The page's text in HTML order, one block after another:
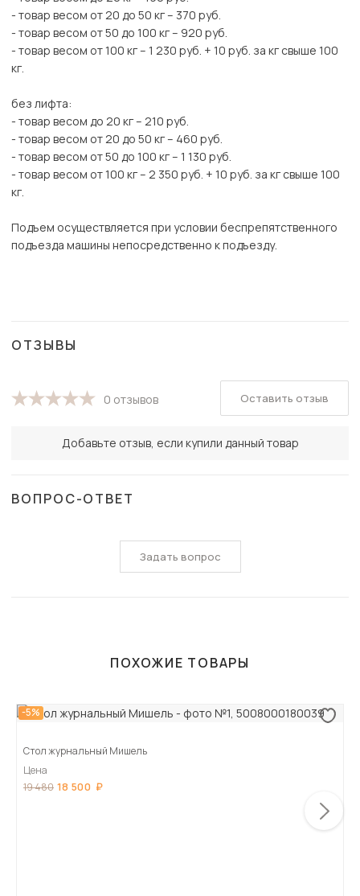
- товар весом от 20 до 50 кг – 370 руб.
- товар весом от 50 до 100 кг – 920 руб.
- товар весом от 100 кг – 1 230 руб. + 10 руб. за кг свыше 100
кг.
без лифта:
- товар весом до 20 кг – 210 руб.
- товар весом от 20 до 50 кг – 460 руб.
- товар весом от 50 до 100 кг – 1 130 руб.
- товар весом от 100 кг – 2 350 руб. + 10 руб. за кг свыше 100
кг.
Подъем осуществляется при условии беспрепятственного
подъезда машины непосредственно к подъезду.
ОТЗЫВЫ
0 отзывов
Добавьте отзыв, если купили данный товар
Оставить отзыв
ВОПРОС-ОТВЕТ
Задать вопрос
ПОХОЖИЕ ТОВАРЫ
-5%
Стол журнальный Мишель
Цена
19 480 18 500